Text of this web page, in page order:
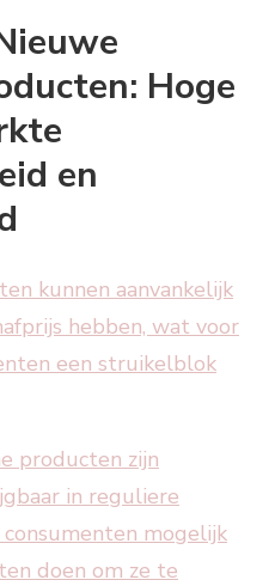
Hoge
en
kunnen aanvankelijk
hebben, wat voor
een struikelblok
producten zijn
in reguliere
mogelijk
doen om ze te